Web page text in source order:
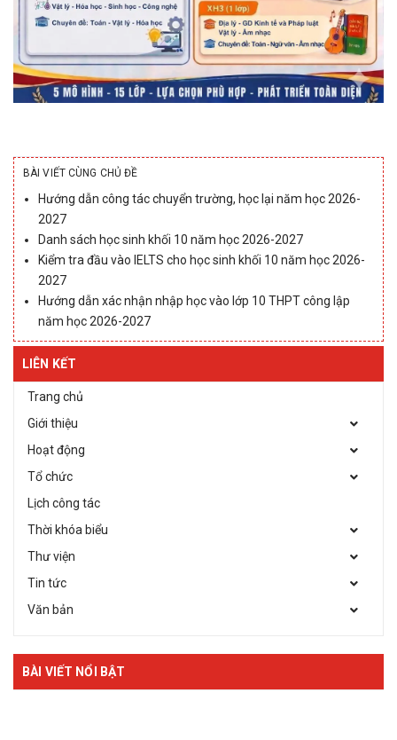
BÀI VIẾT CÙNG CHỦ ĐỀ
Hướng dẫn công tác chuyển trường, học lại năm học 2026-
2027
Danh sách học sinh khối 10 năm học 2026-2027
Kiểm tra đầu vào IELTS cho học sinh khối 10 năm học 2026-
2027
Hướng dẫn xác nhận nhập học vào lớp 10 THPT công lập
năm học 2026-2027
LIÊN KẾT
Trang chủ
Giới thiệu
Hoạt động
Tổ chức
Lịch công tác
Thời khóa biểu
Thư viện
Tin tức
Văn bản
BÀI VIẾT NỔI BẬT